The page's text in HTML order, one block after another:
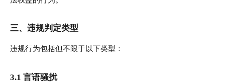
三、违规判定类型
违规行为包括但不限于以下类型：
3.1 言语骚扰